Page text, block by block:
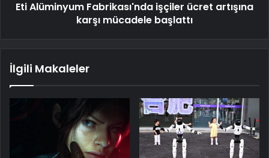
Eti Alüminyum Fabrikası'nda işçiler ücret artışına
karşı mücadele başlattı
İlgili Makaleler